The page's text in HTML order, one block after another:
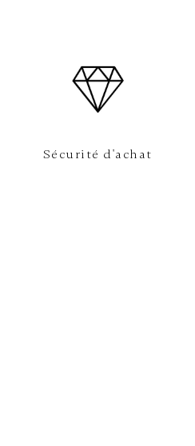
Sécurité d'achat